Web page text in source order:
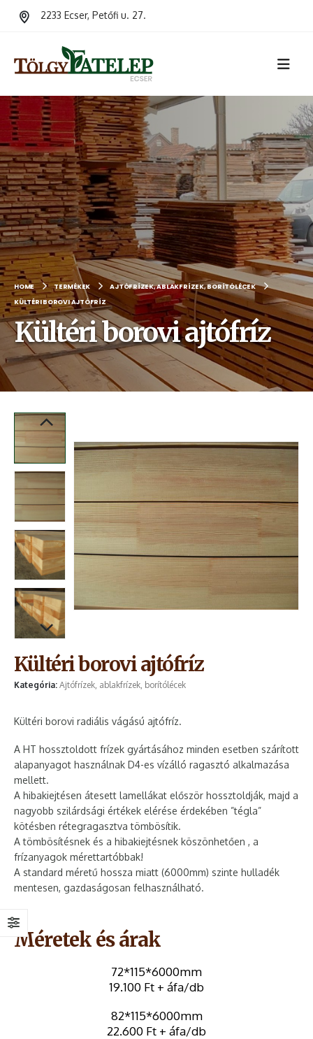
2233 Ecser, Petőfi u. 27.
HOME TERMÉKEK
AJTÓFRÍZEK, ABLAKFRÍZEK, BORÍTÓLÉCEK
KÜLTÉRI BOROVI AJTÓFRÍZ
Kültéri borovi ajtófríz
Kültéri borovi ajtófríz
Kategória: Ajtófrízek, ablakfrízek, borítólécek
Kültéri borovi radiális vágású ajtófríz.
A HT hossztoldott frízek gyártásához minden esetben szárított
alapanyagot használnak D4-es vízálló ragasztó alkalmazása
mellett.
A hibakiejtésen átesett lamellákat először hossztoldják, majd a
nagyobb szilárdsági értékek elérése érdekében ”tégla”
kötésben rétegragasztva tömbösítik.
A tömbösítésnek és a hibakiejtésnek köszönhetően , a
frízanyagok mérettartóbbak!
A standard méretű hossza miatt (6000mm) szinte hulladék
mentesen, gazdaságosan felhasználható.
Méretek és árak
72*115*6000mm
19.100 Ft + áfa/db
82*115*6000mm
22.600 Ft + áfa/db